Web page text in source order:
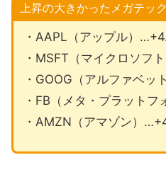
上昇の大きかったメガテック
・AAPL（アップル）
・MSFT（マイクロソフ
・GOOG（アルファベッ
・FB（メタ・プラット
・AMZN（アマゾン）